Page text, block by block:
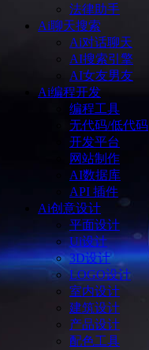
法律助手
Ai聊天搜索
Ai对话聊天
AI搜索引擎
AI女友男友
Ai编程开发
编程工具
无代码/低代码
开发平台
网站制作
AI数据库
API 插件
Ai创意设计
平面设计
Ui设计
3D设计
LOGO设计
室内设计
建筑设计
产品设计
配色工具